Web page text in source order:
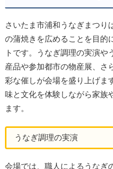
さいたま市浦和うなぎまつり
の蒲焼きを広めることを目的
トです。うなぎ調理の実演や
産品や参加都市の物産展、さ
彩な催しが会場を盛り上げま
味と文化を体験しながら家族
ます。
うなぎ調理の実演
会場では、職人によるうなぎ